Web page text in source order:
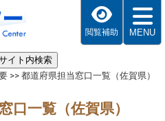
閲覧補助 MENU
>> 都道府県担当窓口一覧（佐賀県）
口一覧（佐賀県）